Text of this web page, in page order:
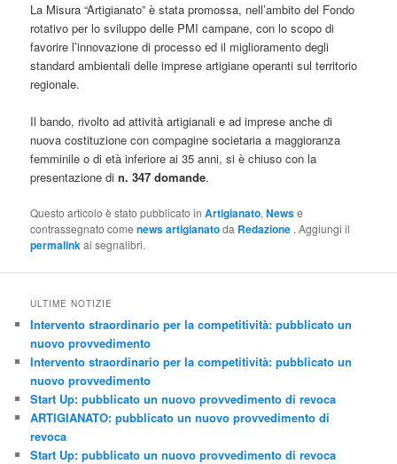
La Misura “Artigianato” è stata promossa, nell’ambito del Fondo
rotativo per lo sviluppo delle PMI campane, con lo scopo di
favorire l’innovazione di processo ed il miglioramento degli
standard ambientali delle imprese artigiane operanti sul territorio
regionale.
Il bando, rivolto ad attività artigianali e ad imprese anche di
nuova costituzione con compagine societaria a maggioranza
femminile o di età inferiore ai 35 anni, si è chiuso con la
presentazione din. 347 domande.
Questo articolo è stato pubblicato inArtigianato,Newse
contrassegnato comenews artigianatoda Redazione . Aggiungi il
permalinkai segnalibri.
ULTIME NOTIZIE
Intervento straordinario per la competitività: pubblicato un
nuovo provvedimento
Intervento straordinario per la competitività: pubblicato un
nuovo provvedimento
Start Up: pubblicato un nuovo provvedimento di revoca
ARTIGIANATO: pubblicato un nuovo provvedimento di
revoca
Start Up: pubblicato un nuovo provvedimento di revoca